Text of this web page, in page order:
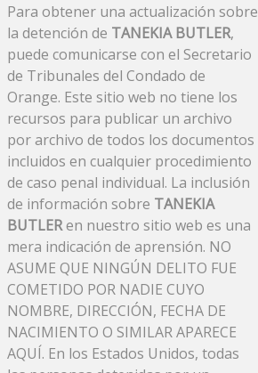
Para obtener una actualización sobre
la detención de TANEKIA BUTLER,
puede comunicarse con el Secretario
de Tribunales del Condado de
Orange. Este sitio web no tiene los
recursos para publicar un archivo
por archivo de todos los documentos
incluidos en cualquier procedimiento
de caso penal individual. La inclusión
de información sobre TANEKIA
BUTLERen nuestro sitio web es una
mera indicación de aprensión. NO
ASUME QUE NINGÚN DELITO FUE
COMETIDO POR NADIE CUYO
NOMBRE, DIRECCIÓN, FECHA DE
NACIMIENTO O SIMILAR APARECE
AQUÍ. En los Estados Unidos, todas